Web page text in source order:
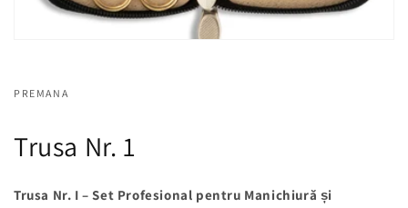
PREMANA
Trusa Nr. 1
Trusa Nr. I – Set Profesional pentru Manichiură și